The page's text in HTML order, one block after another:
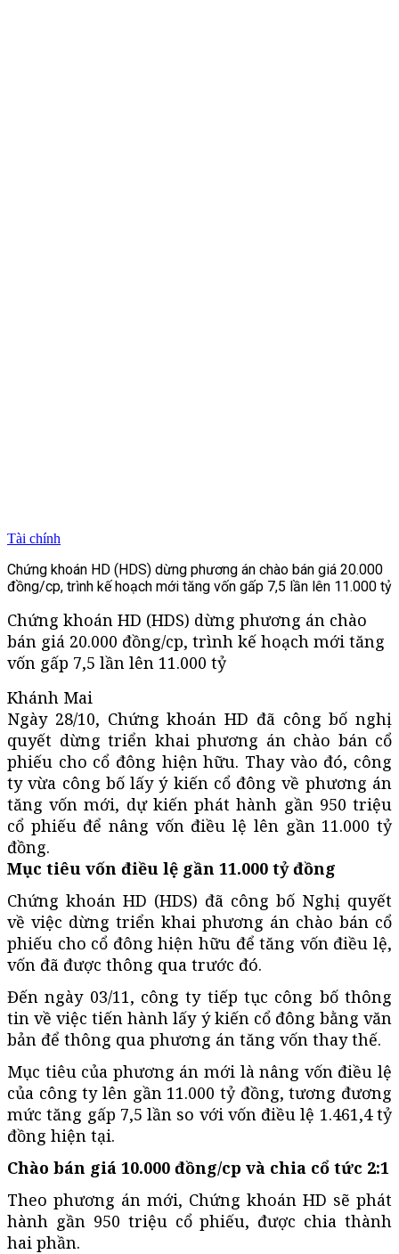
Tài chính
Chứng khoán HD (HDS) dừng phương án chào bán giá 20.000
đồng/cp, trình kế hoạch mới tăng vốn gấp 7,5 lần lên 11.000 tỷ
Chứng khoán HD (HDS) dừng phương án chào
bán giá 20.000 đồng/cp, trình kế hoạch mới tăng
vốn gấp 7,5 lần lên 11.000 tỷ
Khánh Mai
Ngày 28/10, Chứng khoán HD đã công bố nghị
quyết dừng triển khai phương án chào bán cổ
phiếu cho cổ đông hiện hữu. Thay vào đó, công
ty vừa công bố lấy ý kiến cổ đông về phương án
tăng vốn mới, dự kiến phát hành gần 950 triệu
cổ phiếu để nâng vốn điều lệ lên gần 11.000 tỷ
đồng.
Mục tiêu vốn điều lệ gần 11.000 tỷ đồng
Chứng khoán HD (HDS) đã công bố Nghị quyết
về việc dừng triển khai phương án chào bán cổ
phiếu cho cổ đông hiện hữu để tăng vốn điều lệ,
vốn đã được thông qua trước đó.
Đến ngày 03/11, công ty tiếp tục công bố thông
tin về việc tiến hành lấy ý kiến cổ đông bằng văn
bản để thông qua phương án tăng vốn thay thế.
Mục tiêu của phương án mới là nâng vốn điều lệ
của công ty lên gần 11.000 tỷ đồng, tương đương
mức tăng gấp 7,5 lần so với vốn điều lệ 1.461,4 tỷ
đồng hiện tại.
Chào bán giá 10.000 đồng/cp và chia cổ tức 2:1
Theo phương án mới, Chứng khoán HD sẽ phát
hành gần 950 triệu cổ phiếu, được chia thành
hai phần.